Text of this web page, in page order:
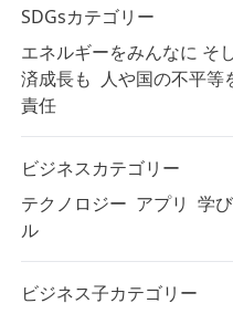
SDGsカテゴリー
エネルギーをみんなに そ
済成長も 人や国の不平等
責任
ビジネスカテゴリー
テクノロジー アプリ 学び
ル
ビジネス子カテゴリー